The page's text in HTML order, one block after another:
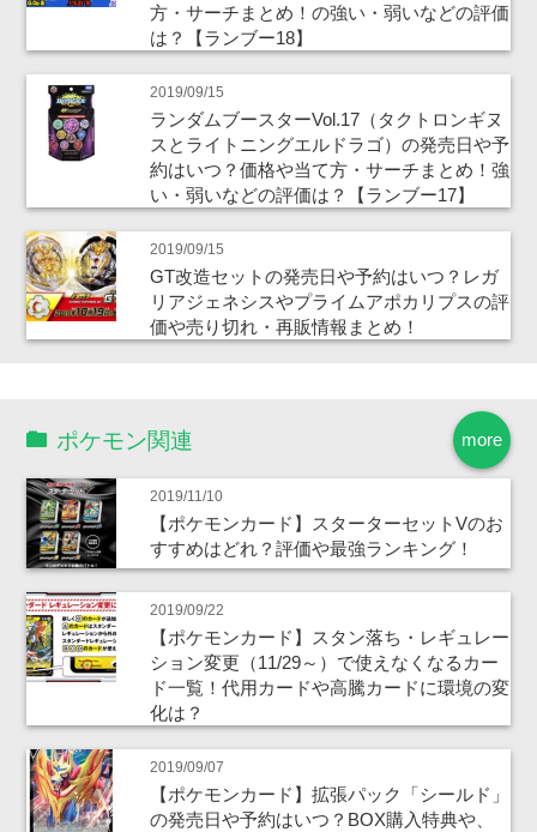
方・サーチまとめ！の強い・弱いなどの評価
は？【ランブー18】
2019/09/15
ランダムブースターVol.17（タクトロンギヌ
スとライトニングエルドラゴ）の発売日や予
約はいつ？価格や当て方・サーチまとめ！強
い・弱いなどの評価は？【ランブー17】
2019/09/15
GT改造セットの発売日や予約はいつ？レガ
リアジェネシスやプライムアポカリプスの評
価や売り切れ・再販情報まとめ！
more
ポケモン関連
2019/11/10
【ポケモンカード】スターターセットVのお
すすめはどれ？評価や最強ランキング！
2019/09/22
【ポケモンカード】スタン落ち・レギュレー
ション変更（11/29～）で使えなくなるカー
ド一覧！代用カードや高騰カードに環境の変
化は？
2019/09/07
【ポケモンカード】拡張パック「シールド」
の発売日や予約はいつ？BOX購入特典や、